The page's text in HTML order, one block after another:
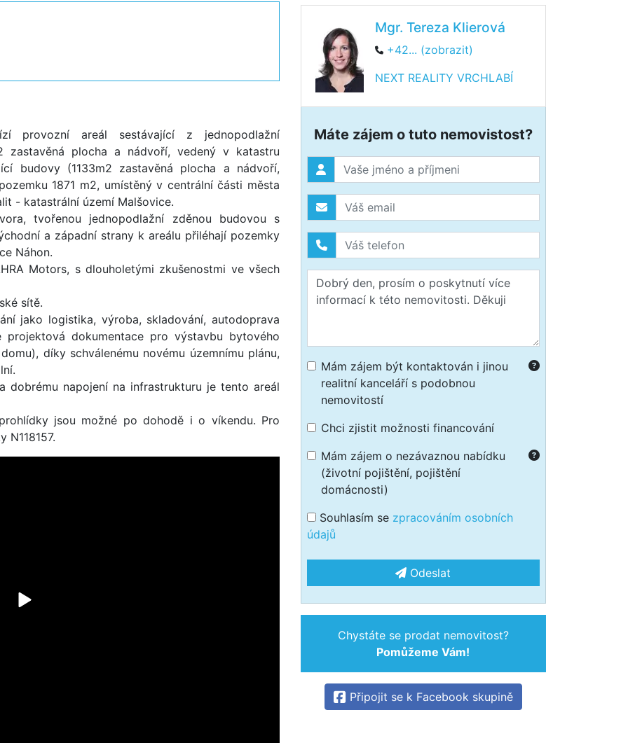
provozní areál sestávající z jednopodlažní
zastavěná plocha a nádvoří, vedený v katastru
budovy (1133m2 zastavěná plocha a nádvoří,
1871 m2, umístěný v centrální části města
- katastrální území Malšovice.
tvořenou jednopodlažní zděnou budovou s
a západní strany k areálu přiléhají pozemky
Náhon.
Motors, s dlouholetými zkušenostmi ve všech
sítě.
jako logistika, výroba, skladování, autodoprava
dokumentace pro výstavbu bytového
díky schválenému novému územnímu plánu,
dobrému napojení na infrastrukturu je tento areál
jsou možné po dohodě i o víkendu. Pro
N118157.
Mgr. Tereza Klierová
+42... (zobrazit)
NEXT REALITY VRCHLABÍ
Máte zájem o tuto nemovistost?
Mám zájem být kontaktován i jinou
realitní kanceláří s podobnou
nemovitostí
Chci zjistit možnosti financování
Mám zájem o nezávaznou nabídku
(životní pojištění, pojištění
domácnosti)
Souhlasím se zpracováním osobních
údajů
Odeslat
Chystáte se prodat nemovitost?
Pomůžeme Vám!
Připojit se k Facebook skupině